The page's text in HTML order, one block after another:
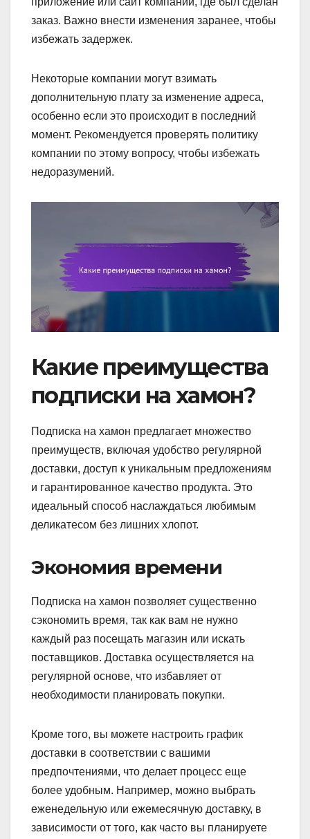
заказ. Важно внести изменения заранее, чтобы
избежать задержек.
Некоторые компании могут взимать
дополнительную плату за изменение адреса,
особенно если это происходит в последний
момент. Рекомендуется проверять политику
компании по этому вопросу, чтобы избежать
недоразумений.
Какие преимущества
подписки на хамон?
Подписка на хамон предлагает множество
преимуществ, включая удобство регулярной
доставки, доступ к уникальным предложениям
и гарантированное качество продукта. Это
идеальный способ наслаждаться любимым
деликатесом без лишних хлопот.
Экономия времени
Подписка на хамон позволяет существенно
сэкономить время, так как вам не нужно
каждый раз посещать магазин или искать
поставщиков. Доставка осуществляется на
регулярной основе, что избавляет от
необходимости планировать покупки.
Кроме того, вы можете настроить график
доставки в соответствии с вашими
предпочтениями, что делает процесс еще
более удобным. Например, можно выбрать
еженедельную или ежемесячную доставку, в
зависимости от того, как часто вы планируете